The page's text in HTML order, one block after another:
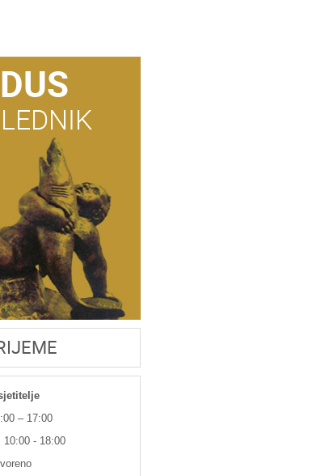
– 17:00
10:00 - 18:00